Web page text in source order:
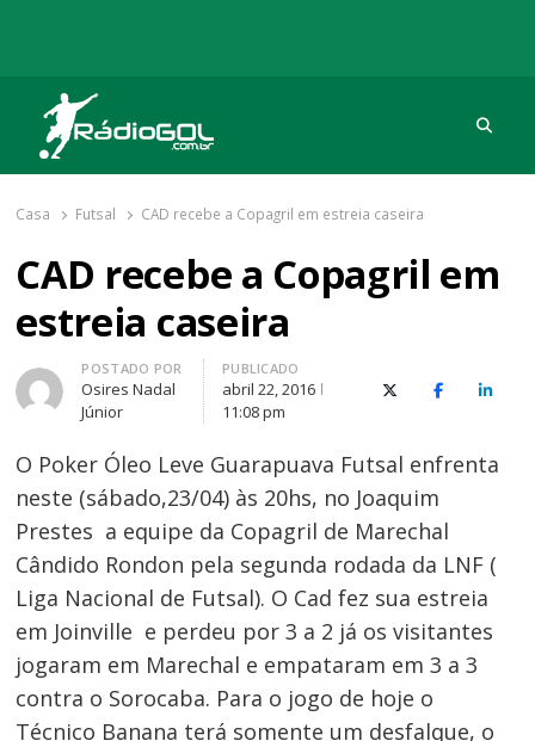
Rádio Gol
Há mais de 20 anos com as melhores coberturas
Casa Futsal CAD recebe a Copagril em estreia caseira
CAD recebe a Copagril em
estreia caseira
Autor
POSTADO POR
Osires Nadal
Júnior
PUBLICADO
abril 22, 2016
11:08 pm
X (Twitter)Facebook
O
O Poker Óleo Leve Guarapuava Futsal enfrenta
neste (sábado,23/04) às 20hs, no Joaquim
Prestes a equipe da Copagril de Marechal
Cândido Rondon pela segunda rodada da LNF (
Liga Nacional de Futsal). O Cad fez sua estreia
em Joinville e perdeu por 3 a 2 já os visitantes
jogaram em Marechal e empataram em 3 a 3
contra o Sorocaba. Para o jogo de hoje o
Técnico Banana terá somente um desfalque, o